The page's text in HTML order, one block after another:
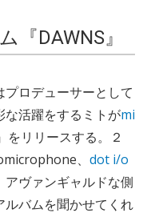
『DAWNS』
ロデューサーとして
な活躍をするミトがmi
をリリースする。２
、 dot i/o
ヴァンギャルドな側
バムを聞かせてくれ